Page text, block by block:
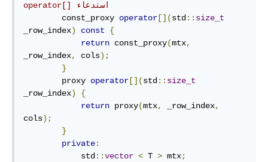
operator[] استدعاء
        const_proxy
operator [](std:: size_t
_row_index) const
{
return const_proxy(mtx,
_row_index, cols);
}
        proxy
operator [](std:: size_t
_row_index)
{
return proxy(mtx, _row_index,
cols);
}
private:
            std
::vector < T > mtx;